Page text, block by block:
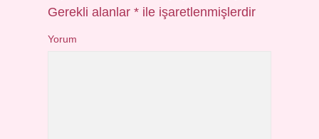
Gerekli alanlar* ile işaretlenmişlerdir
Yorum